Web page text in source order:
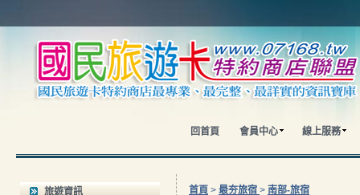
回首頁 會員中心 線上服務
旅遊資訊 首頁 > 最夯旅宿 > 南部-旅宿